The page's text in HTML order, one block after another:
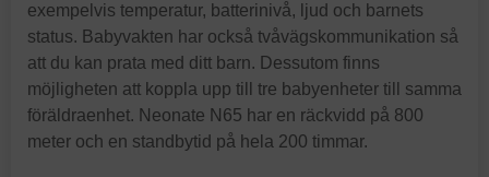
exempelvis temperatur, batterinivå, ljud och barnets
status. Babyvakten har också tvåvägskommunikation så
att du kan prata med ditt barn. Dessutom finns
möjligheten att koppla upp till tre babyenheter till samma
föräldraenhet. Neonate N65 har en räckvidd på 800
meter och en standbytid på hela 200 timmar.